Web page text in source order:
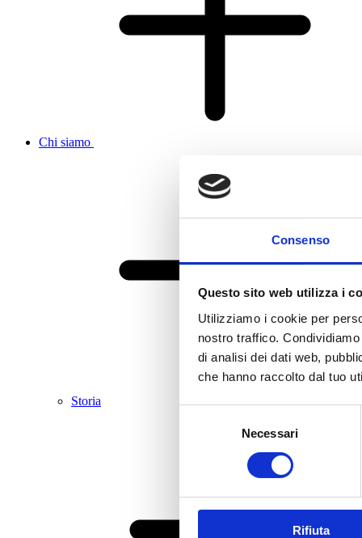
Consenso
Questo sito web utilizza i
Utilizziamo i cookie per
nostro traffico.
di analisi dei dati web,
che hanno raccolto dal tuo
Necessari
Rifiuta
Chi siamo
Storia